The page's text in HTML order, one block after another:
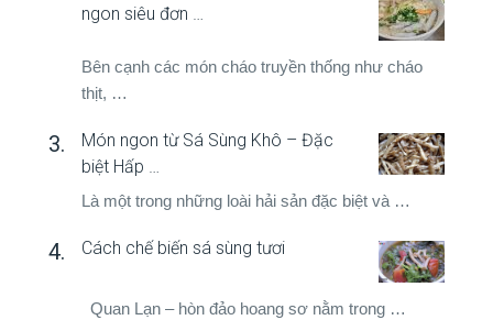
ngon siêu đơn …
Bên cạnh các món cháo truyền thống như cháo
thịt, …
Món ngon từ Sá Sùng Khô – Đặc
biệt Hấp …
Là một trong những loài hải sản đặc biệt và …
Cách chế biến sá sùng tươi
Quan Lạn – hòn đảo hoang sơ nằm trong …